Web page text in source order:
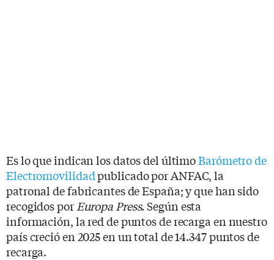
Es lo que indican los datos del últimoBarómetro de
Electromovilidadpublicado por ANFAC, la
patronal de fabricantes de España; y que han sido
recogidos porEuropa Press. Según esta
información, la red de puntos de recarga en nuestro
país creció en 2025 en un total de 14.347 puntos de
recarga.